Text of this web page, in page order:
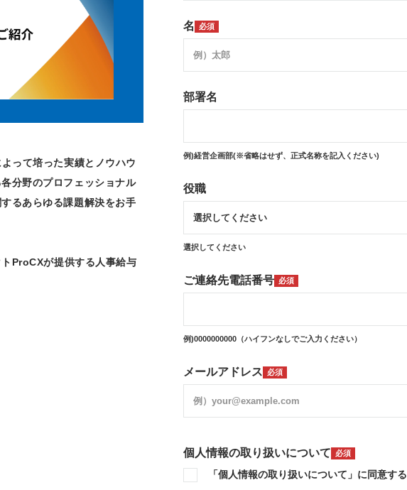
って培った実績とノウハウ
分野のプロフェッショナル
るあらゆる課題解決をお手
ProCXが提供する人事給与
名 必須
部署名
例)経営企画部(※省略はせず、正式名称を記入ください)
役職
選択してください
ご連絡先電話番号 必須
例)0000000000（ハイフンなしでご入力ください）
メールアドレス 必須
個人情報の取り扱いについて 必須
「個人情報の取り扱いについて」に同意する